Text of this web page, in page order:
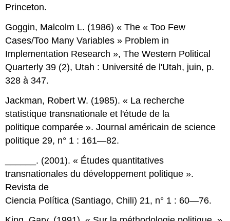
Princeton.
Goggin, Malcolm L. (1986) « The « Too Few
Cases/Too Many Variables » Problem in
Implementation Research », The Western Political
Quarterly 39 (2), Utah : Université de l'Utah, juin, p.
328 à 347.
Jackman, Robert W. (1985). « La recherche
statistique transnationale et l'étude de la
politique comparée ». Journal américain de science
politique 29, n° 1 : 161—82.
______. (2001). « Études quantitatives
transnationales du développement politique ».
Revista de
Ciencia Política (Santiago, Chili) 21, n° 1 : 60—76.